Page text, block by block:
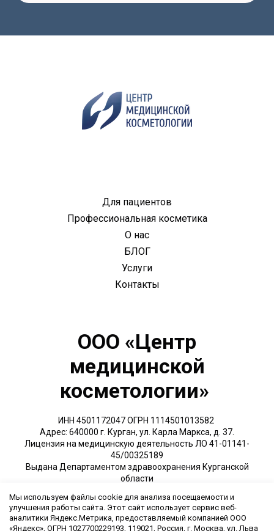
Для пациентов
Профессиональная косметика
О нас
БЛОГ
Услуги
Контакты
ООО «Центр
медицинской
косметологии»
ИНН 4501172047 ОГРН 1114501013582
Адрес: 640000 г. Курган, ул. Карла Маркса, д. 37.
Лицензия на медицинскую деятельность ЛО 41-01141-
45/00325189
Выдана Департаментом здравоохранения Курганской
области
Обращаем Ваше внимание на то, что данный интернет-сайт носит
исключительно информационный характер и ни при каких условиях
не является публичной офертой, определяемой положениями ч. 2
Мы используем файлы cookie для анализа посещаемости и
улучшения работы сайта. Этот сайт использует сервис веб-
аналитики Яндекс.Метрика, предоставляемый компанией ООО
«Яндекс», ОГРН 1027700229193, 119021, Россия, г. Москва, ул. Льва